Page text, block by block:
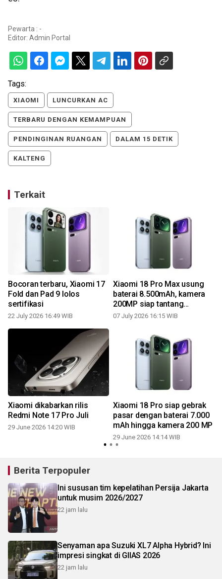
Pewarta : -
Editor: Admin Portal
Tags:
XIAOMI LUNCURKAN AC
TERBARU DENGAN KEMAMPUAN
PENDINGINAN RUANGAN DALAM 15 DETIK
KALTENG
Terkait
Bocoran terbaru, Xiaomi 17
Fold dan Pad 9 lolos
sertifikasi
22 July 2026 16:49 WIB
Xiaomi 18 Pro Max usung
baterai 8.500mAh, kamera
200MP siap tantang
flagship
07 July 2026 16:15 WIB
Xiaomi dikabarkan rilis
Redmi Note 17 Pro Juli
29 June 2026 14:20 WIB
Xiaomi 18 Pro siap gebrak
pasar dengan baterai 7.000
mAh hingga kamera 200 MP
29 June 2026 14:14 WIB
Berita Terpopuler
Ini sususan tim kepelatihan Persija Jakarta
untuk musim 2026/2027
22 jam lalu
Senyaman apa Suzuki XL7 Alpha Hybrid? Ini
impresi singkat di GIIAS 2026
22 jam lalu